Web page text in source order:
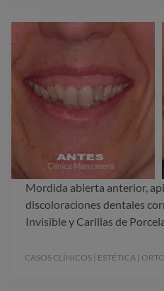
Mordida abierta anterior,
discoloraciones dentales
Invisible y Carillas de
CASOS CLÍNICOS | ESTÉTICA |